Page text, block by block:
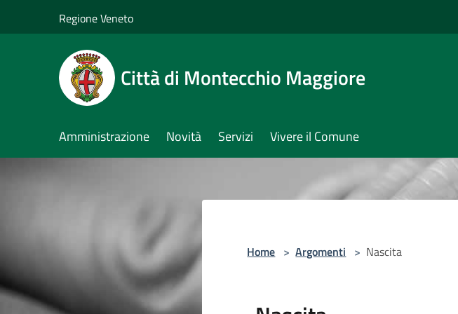
Regione Veneto
Città di Montecchio Maggiore
Amministrazione Novità Servizi Vivere il Comune
Home > Argomenti > Nascita